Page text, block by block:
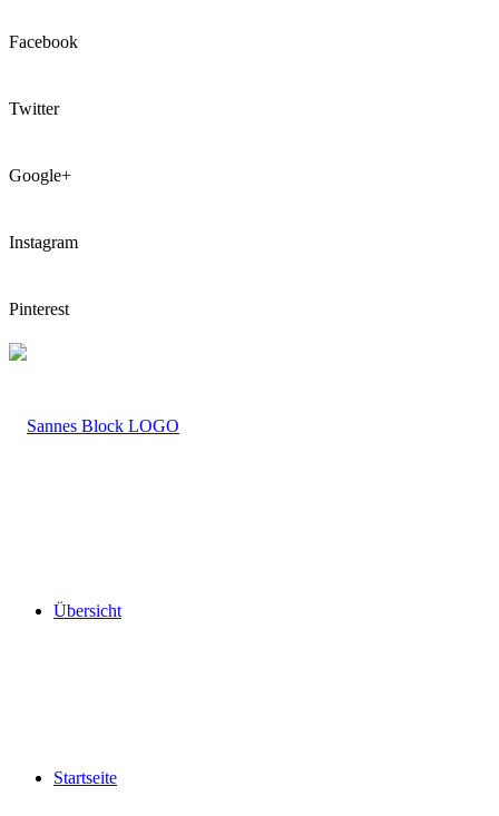
Facebook
Twitter
Google+
Instagram
Pinterest
LOGO
Übersicht
Startseite